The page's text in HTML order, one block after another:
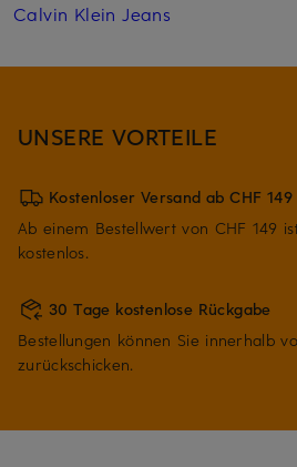
Calvin Klein Jeans
UNSERE VORTEILE
Kostenloser Versand ab CHF 149
Ab einem Bestellwert von CHF 149
kostenlos.
30 Tage kostenlose Rückgabe
Bestellungen können Sie innerhalb
zurückschicken.